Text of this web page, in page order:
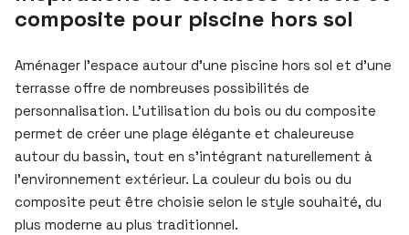
composite pour piscine hors sol
Aménager l’espace autour d’une piscine hors sol et d’une
terrasse offre de nombreuses possibilités de
personnalisation. L’utilisation du bois ou du composite
permet de créer une plage élégante et chaleureuse
autour du bassin, tout en s’intégrant naturellement à
l’environnement extérieur. La couleur du bois ou du
composite peut être choisie selon le style souhaité, du
plus moderne au plus traditionnel.